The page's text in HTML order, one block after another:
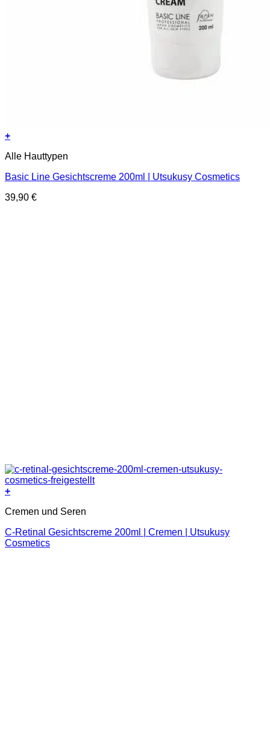
+
Alle Hauttypen
Basic Line Gesichtscreme 200ml | Utsukusy Cosmetics
39,90 €
+
Cremen und Seren
C-Retinal Gesichtscreme 200ml | Cremen | Utsukusy
Cosmetics